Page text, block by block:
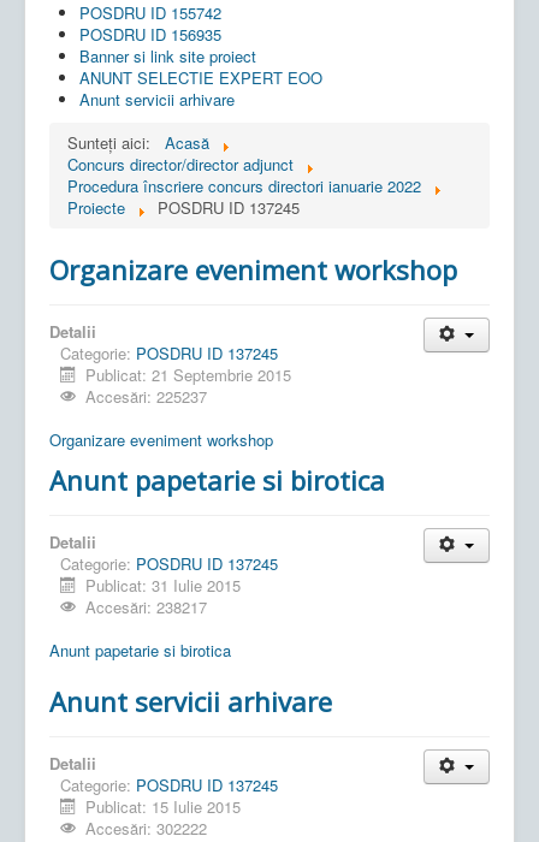
POSDRU ID 155742
POSDRU ID 156935
Banner si link site proiect
ANUNT SELECTIE EXPERT EOO
Anunt servicii arhivare
Sunteți aici:
Acasă
Concurs director/director adjunct
Procedura înscriere concurs directori ianuarie 2022
Proiecte
POSDRU ID 137245
Organizare eveniment workshop
Detalii
Categorie: POSDRU ID 137245
Publicat: 21 Septembrie 2015
Accesări: 225237
Organizare eveniment workshop
Anunt papetarie si birotica
Detalii
Categorie: POSDRU ID 137245
Publicat: 31 Iulie 2015
Accesări: 238217
Anunt papetarie si birotica
Anunt servicii arhivare
Detalii
Categorie: POSDRU ID 137245
Publicat: 15 Iulie 2015
Accesări: 302222